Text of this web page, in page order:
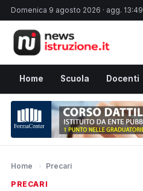
Domenica 9 agosto 2026 · agg. 13:49
Home Scuola Docenti
Home › Precari
PRECARI